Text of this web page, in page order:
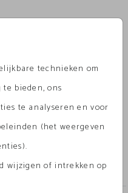
technieken om
bieden, ons
te analyseren en voor
(het weergeven
wijzigen of intrekken op
met folie om zelf te
een extra dag